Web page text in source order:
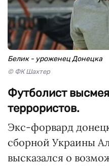
Белик - уроженец Донецка
© ФК Шахтер
Футболист
террористов.
Экс-форвард
сборной Украины
высказался о